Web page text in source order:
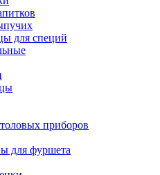
для специй
приборов
для фуршета